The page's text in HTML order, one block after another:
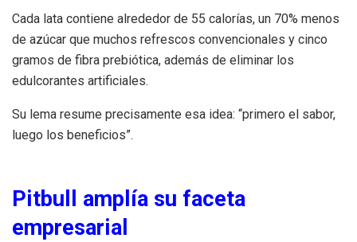
Cada lata contiene alrededor de 55 calorías, un 70% menos
de azúcar que muchos refrescos convencionales y cinco
gramos de fibra prebiótica, además de eliminar los
edulcorantes artificiales.
Su lema resume precisamente esa idea: “primero el sabor,
luego los beneficios”.
Pitbull amplía su faceta
empresarial